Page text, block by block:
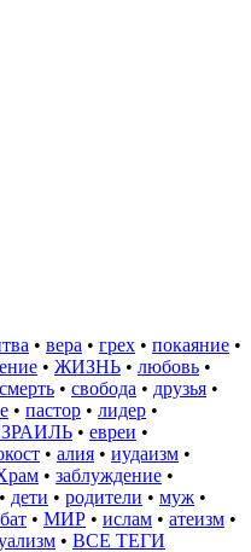
• вера • грех • покаяние •
• ЖИЗНЬ • любовь •
смерть • свобода • друзья •
• пастор • лидер •
• евреи •
• алия • иудаизм •
• заблуждение •
• дети • родители • муж •
• МИР • ислам • атеизм •
• ВСЕ ТЕГИ